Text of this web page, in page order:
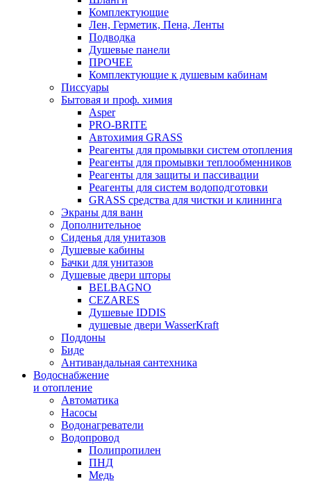
Комплектующие
Лен, Герметик, Пена, Ленты
Подводка
Душевые панели
ПРОЧЕЕ
Комплектующие к душевым кабинам
Писсуары
Бытовая и проф. химия
Asper
PRO-BRITE
Автохимия GRASS
Реагенты для промывки систем отопления
Реагенты для промывки теплообменников
Реагенты для защиты и пассивации
Реагенты для систем водоподготовки
GRASS средства для чистки и клининга
Экраны для ванн
Дополнительное
Сиденья для унитазов
Душевые кабины
Бачки для унитазов
Душевые двери шторы
BELBAGNO
CEZARES
Душевые IDDIS
душевые двери WasserKraft
Поддоны
Биде
Антивандальная сантехника
Водоснабжение
и отопление
Автоматика
Насосы
Водонагреватели
Водопровод
Полипропилен
ПНД
Медь